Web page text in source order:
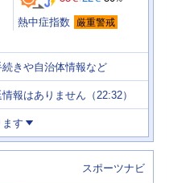
熱中症指数 厳重警戒
続きや自治体情報など
報はありません（22:32）
す
スポーツナビ